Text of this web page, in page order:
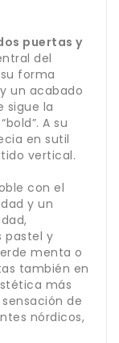
puertas y
del
forma
un acabado
sigue la
A su
en sutil
vertical.
con el
y un
pastel y
menta o
también en
más
de
nórdicos,